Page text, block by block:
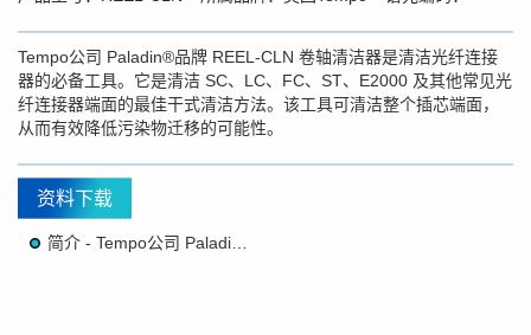
Tempo公司 Paladin®品牌 REEL-CLN 卷轴清洁器是清洁光纤连接
器的必备工具。它是清洁 SC、LC、FC、ST、E2000 及其他常见光
纤连接器端面的最佳干式清洁方法。该工具可清洁整个插芯端面，
从而有效降低污染物迁移的可能性。
资料下载